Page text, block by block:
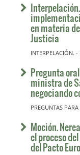
en materia
Justicia
INTERPELACIÓN.
Pregunta
ministra de
negociando
PREGUNTAS
Moción.
el proceso
del Pacto